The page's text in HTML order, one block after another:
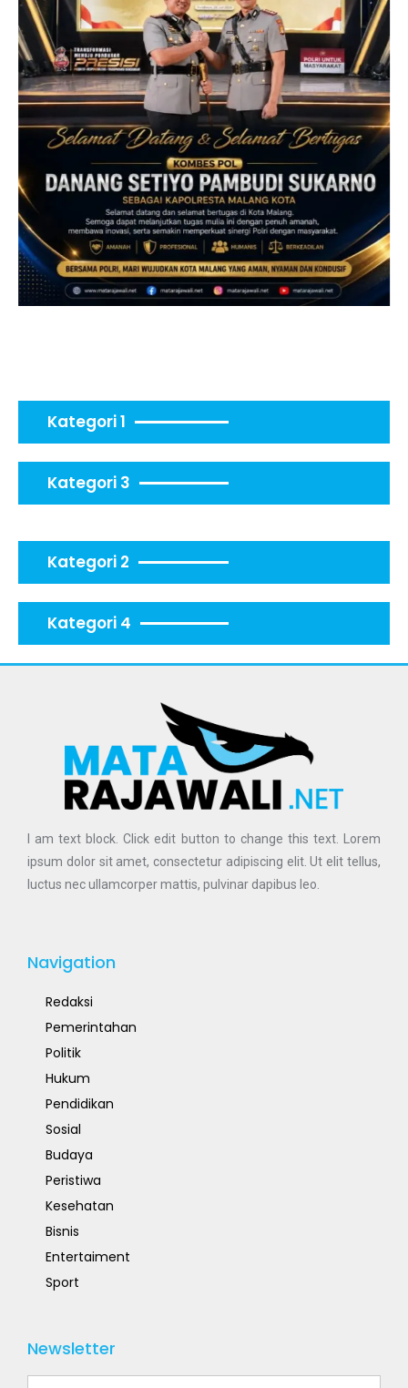
Kategori 1
Kategori 3
Kategori 2
Kategori 4
I am text block. Click edit button to change this text. Lorem
ipsum dolor sit amet, consectetur adipiscing elit. Ut elit tellus,
luctus nec ullamcorper mattis, pulvinar dapibus leo.
Navigation
Redaksi
Pemerintahan
Politik
Hukum
Pendidikan
Sosial
Budaya
Peristiwa
Kesehatan
Bisnis
Entertaiment
Sport
Newsletter